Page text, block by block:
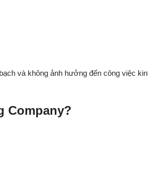
và không ảnh hưởng đến công việc
Company?